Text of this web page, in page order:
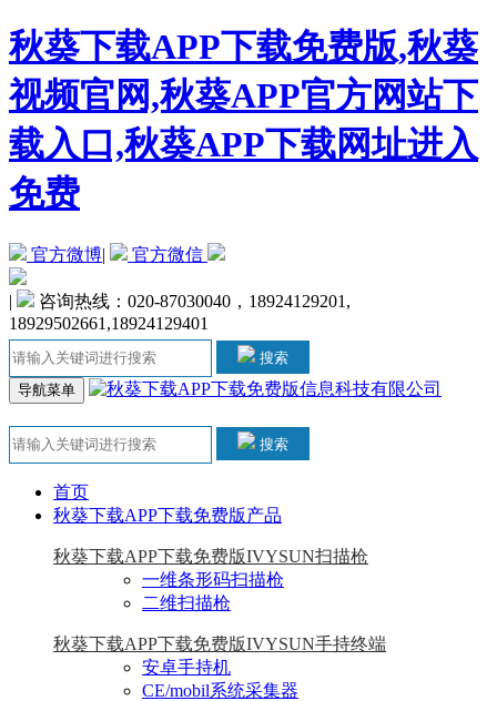
秋葵下载APP下载免费版,秋葵
视频官网,秋葵APP官方网站下
载入口,秋葵APP下载网址进入
免费
官方微博| 官方微信
|
咨询热线：020-87030040，18924129201,
18929502661,18924129401
搜索
导航菜单
搜索
首页
秋葵下载APP下载免费版产品
秋葵下载APP下载免费版IVYSUN扫描枪
一维条形码扫描枪
二维扫描枪
秋葵下载APP下载免费版IVYSUN手持终端
安卓手持机
CE/mobil系统采集器